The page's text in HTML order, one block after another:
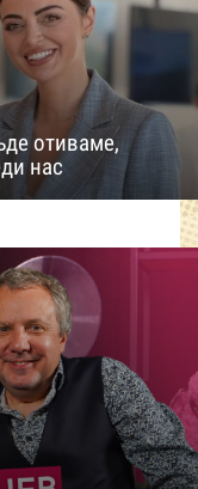
отиваме,
нас